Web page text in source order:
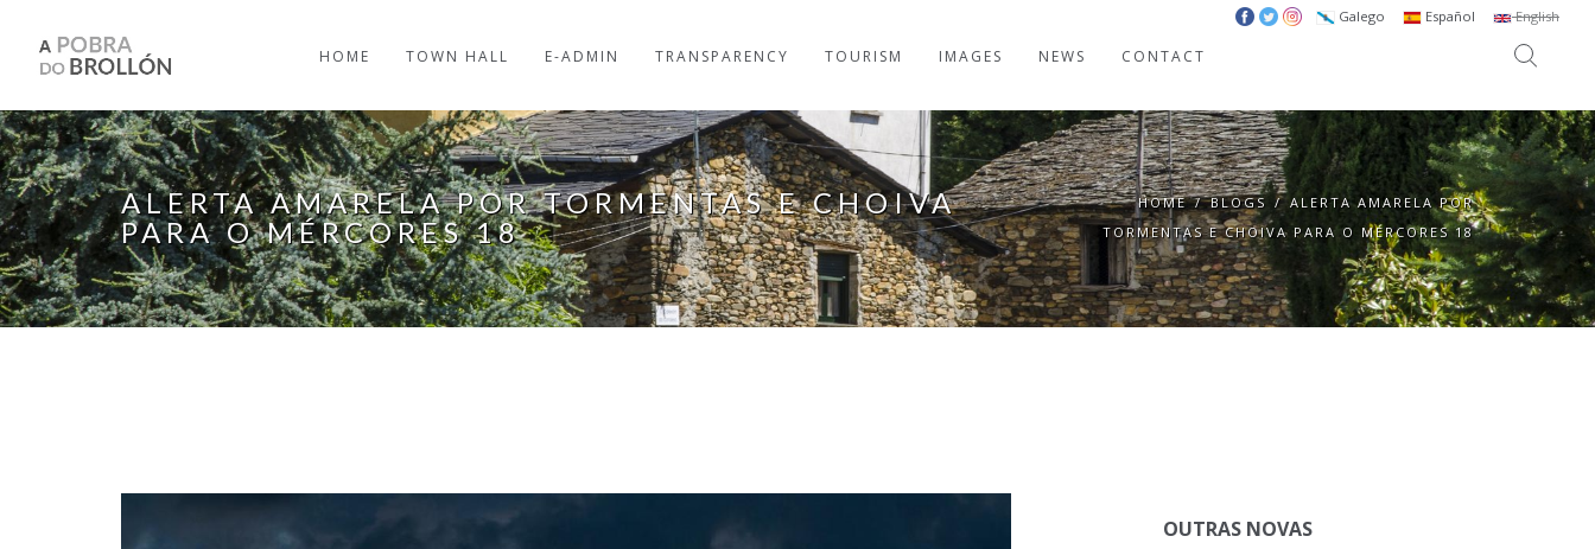
Galego Español English
HOME TOWN HALL E-ADMIN TRANSPARENCY TOURISM IMAGES NEWS CONTACT
ALERTA AMARELA POR TORMENTAS E CHOIVA
PARA O MÉRCORES 18
HOME / BLOGS / ALERTA AMARELA POR
TORMENTAS E CHOIVA PARA O MÉRCORES 18
OUTRAS NOVAS